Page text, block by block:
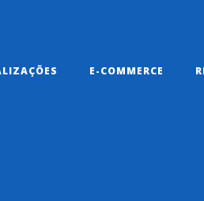
E-COMMERCE